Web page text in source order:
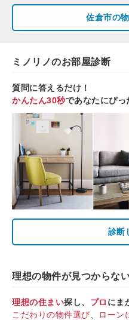
佐倉市の
ミノリノのお部屋診断
質問に答えるだけ！
かんたん30秒であなたにぴっ
診断
理想の物件が見つからな
理想の住まい探し、 プロ にま
こだわりの物件選び
ローン